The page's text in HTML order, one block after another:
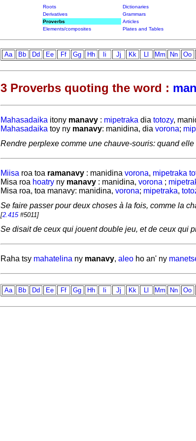
Roots Dictionaries
Derivatives Grammars
Proverbs Articles
Elements/composites Plates and Tables
Aa Bb Dd Ee Ff Gg Hh Ii Jj Kk Ll Mm Nn Oo
3 Proverbs quoting the word :
Mahasadaika itony manavy: mipetraka dia totozy,
Mahasadaika toy ny manavy: manidina, dia vorona;
Rendre perplexe comme une chauve-souris: quand
Miisa roa toa ramanavy: manidina vorona, mipetraka
Misa roa hoatryny manavy: manidina, vorona ;
Misa roa, toa manavy: manidina, vorona; mipetraka,
Se faire passer pour deux choses à la fois, comme la
[2.415#5011]
Se disait de ceux qui jouent double jeu, et de ceux qui
Raha tsy mahatelina ny manavy, aleoho an' ny
Aa Bb Dd Ee Ff Gg Hh Ii Jj Kk Ll Mm Nn Oo